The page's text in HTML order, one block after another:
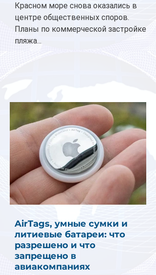
Красном море снова оказались в
центре общественных споров.
Планы по коммерческой застройке
пляжа...
AirTags, умные сумки и
литиевые батареи: что
разрешено и что
запрещено в
авиакомпаниях